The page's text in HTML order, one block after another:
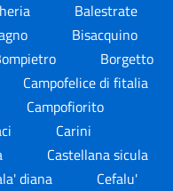
Balestrate
Bisacquino
Borgetto
Campofelice di fitalia
Campofiorito
Carini
Castellana sicula
diana
Cefalu'